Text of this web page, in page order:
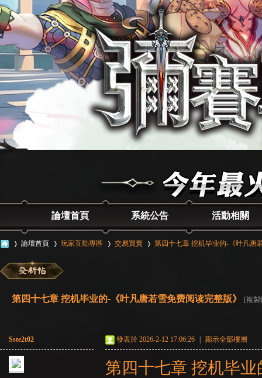
論壇首頁 系統公告 活動相關
»
論壇首頁
›
玩家互動專區
›
交易買賣
›
第四十七章 挖机毕业的-《叶凡唐
第四十七章 挖机毕业的-《叶凡唐若雪免费阅读完整版》 [複
Sste2t02 發表於 2026-2-12 17:06:26 顯示全部樓層
第四十七章 挖机毕